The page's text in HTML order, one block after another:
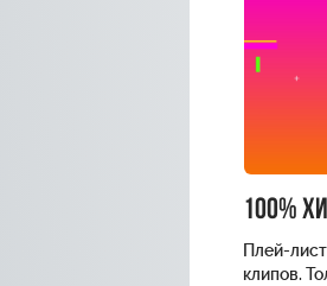
100%
Плей-
клипов.